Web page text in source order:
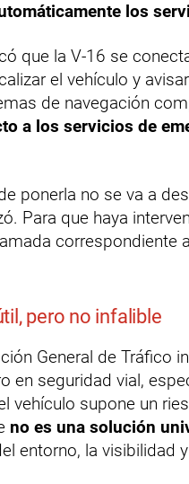
los
que la V-16 se
el vehículo y
de navegación
a los servicios de
ponerla no se va a
Para que haya
correspondiente
pero no infalible
General de Tráfico
en seguridad vial,
vehículo supone un
no es una solución
entorno, la visibilidad